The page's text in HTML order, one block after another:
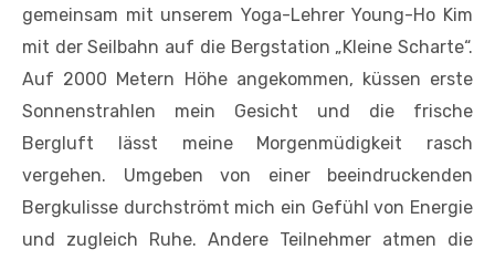
gemeinsam mit unserem Yoga-Lehrer Young-Ho Kim
mit der Seilbahn auf die Bergstation „Kleine Scharte“.
Auf 2000 Metern Höhe angekommen, küssen erste
Sonnenstrahlen mein Gesicht und die frische
Bergluft lässt meine Morgenmüdigkeit rasch
vergehen. Umgeben von einer beeindruckenden
Bergkulisse durchströmt mich ein Gefühl von Energie
und zugleich Ruhe. Andere Teilnehmer atmen die